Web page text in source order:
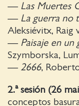
— Las Muertes
— La guerra no
Aleksiévitx, Raig
— Paisaje en un
Szymborska,
— 2666,
2.ª sesión (26
conceptos